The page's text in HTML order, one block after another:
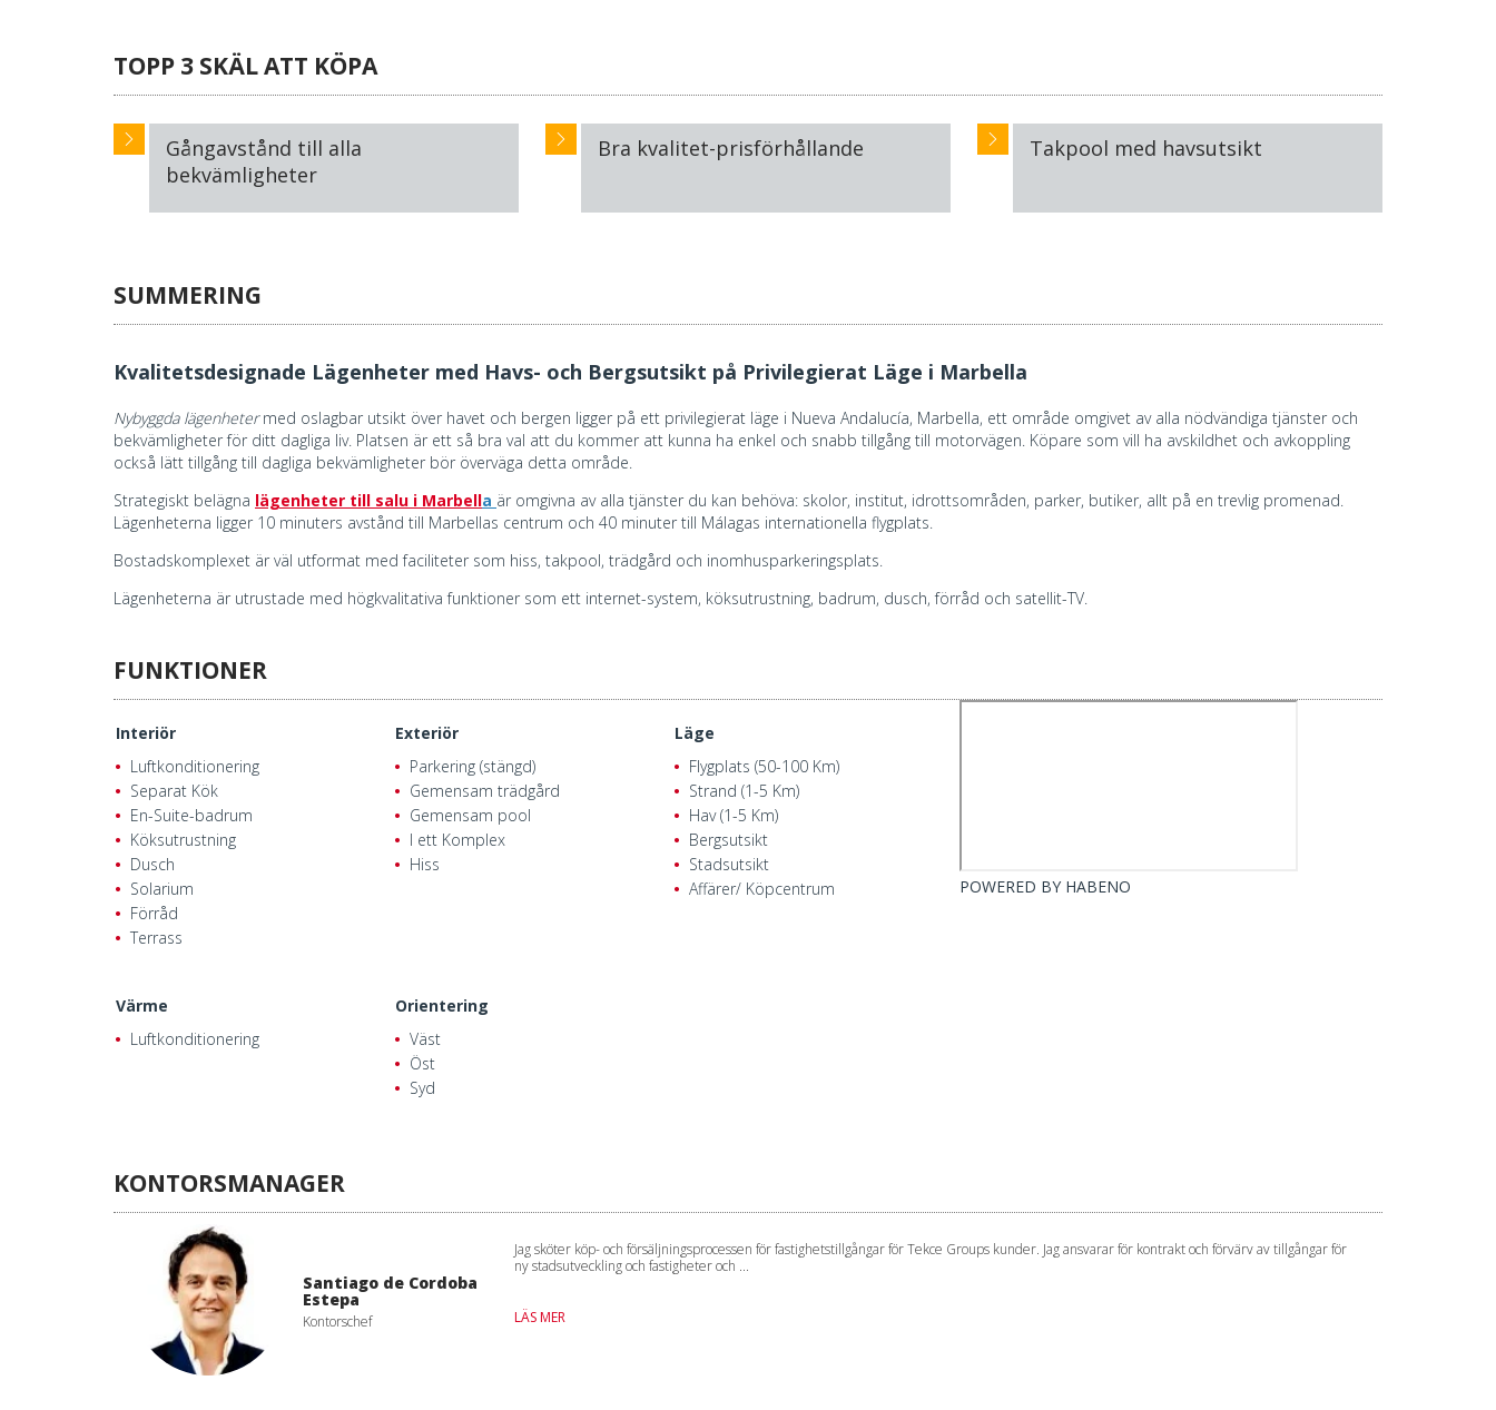
TOPP 3 SKÄL ATT KÖPA
Gångavstånd till alla
bekvämligheter
Bra kvalitet-prisförhållande Takpool med havsutsikt
SUMMERING
Kvalitetsdesignade Lägenheter med Havs- och Bergsutsikt på Privilegierat Läge i Marbella
Nybyggda lägenhetermed oslagbar utsikt över havet och bergen ligger på ett privilegierat läge i Nueva Andalucía, Marbella, ett område omgivet av alla nödvändiga tjänster och
bekvämligheter för ditt dagliga liv. Platsen är ett så bra val att du kommer att kunna ha enkel och snabb tillgång till motorvägen. Köpare som vill ha avskildhet och avkoppling
också lätt tillgång till dagliga bekvämligheter bör överväga detta område.
Strategiskt belägna lägenheter till salu i Marbella är omgivna av alla tjänster du kan behöva: skolor, institut, idrottsområden, parker, butiker, allt på en trevlig promenad.
Lägenheterna ligger 10 minuters avstånd till Marbellas centrum och 40 minuter till Málagas internationella flygplats.
Bostadskomplexet är väl utformat med faciliteter som hiss, takpool, trädgård och inomhusparkeringsplats.
Lägenheterna är utrustade med högkvalitativa funktioner som ett internet-system, köksutrustning, badrum, dusch, förråd och satellit-TV.
FUNKTIONER
Interiör
Luftkonditionering
Separat Kök
En-Suite-badrum
Köksutrustning
Dusch
Solarium
Förråd
Terrass
Exteriör
Parkering (stängd)
Gemensam trädgård
Gemensam pool
I ett Komplex
Hiss
Läge
Flygplats (50-100 Km)
Strand (1-5 Km)
Hav (1-5 Km)
Bergsutsikt
Stadsutsikt
Affärer/ Köpcentrum
Värme
Luftkonditionering
Orientering
Väst
Öst
Syd
POWERED BY HABENO
KONTORSMANAGER
Santiago de Cordoba
Estepa
Kontorschef
Jag sköter köp- och försäljningsprocessen för fastighetstillgångar för Tekce Groups kunder. Jag ansvarar för kontrakt och förvärv av tillgångar för
ny stadsutveckling och fastigheter och ...
LÄS MER